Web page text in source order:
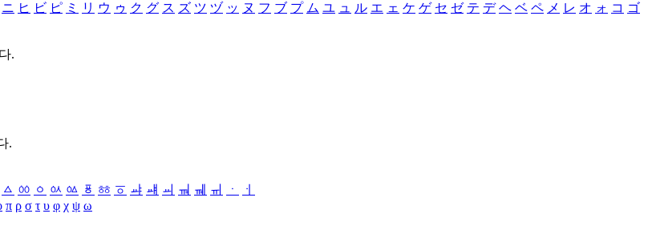
ニ ヒ ビ ピ ミ リ ウ ゥ ク グ ス ズ ツ ヅ ッ ヌ フ ブ プ ム ユ ュ ル エ ェ ケ ゲ セ ゼ テ デ ヘ ベ ペ メ レ オ ォ コ ゴ
.
.
ㅿ ㆀ ㆁ ㆂ ㆃ ㆄ ㆅ ㆆ ㆇ ㆈ ㆉ ㆊ ㆋ ㆌ ㆍ
ㆎ
π ρ σ τ υ φ χ ψ ω